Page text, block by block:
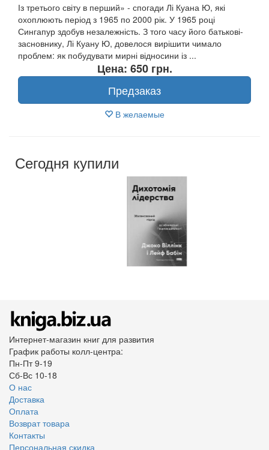
Із третього світу в перший» - спогади Лі Куана Ю, які
охоплюють період з 1965 по 2000 рік. У 1965 році
Сингапур здобув незалежність. З того часу його батькові-
засновнику, Лі Куану Ю, довелося вирішити чимало
проблем: як побудувати мирні відносини із ...
Цена: 650 грн.
Предзаказ
В желаемые
Сегодня купили
Интернет-магазин книг для развития
График работы колл-центра:
Пн-Пт 9-19
Сб-Вс 10-18
О нас
Доставка
Оплата
Возврат товара
Контакты
Персональная скидка